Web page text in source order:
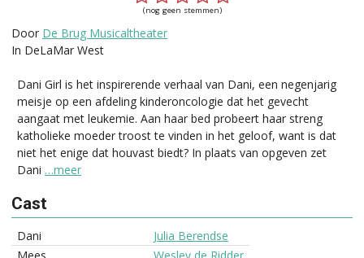
(nog geen stemmen)
Door De Brug Musicaltheater
In DeLaMar West
Dani Girl is het inspirerende verhaal van Dani, een negenjarig
meisje op een afdeling kinderoncologie dat het gevecht
aangaat met leukemie. Aan haar bed probeert haar streng
katholieke moeder troost te vinden in het geloof, want is dat
niet het enige dat houvast biedt? In plaats van opgeven zet
Dani …meer
Cast
Dani
Julia Berendse